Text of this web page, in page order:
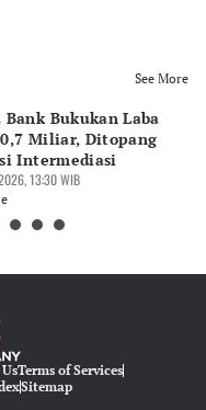
See More
Bank Bukukan Laba
Miliar, Ditopang
Intermediasi
13:30 WIB
Terms of Services
Sitemap